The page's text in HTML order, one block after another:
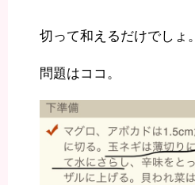
切って和えるだけでしょ。
問題はココ。